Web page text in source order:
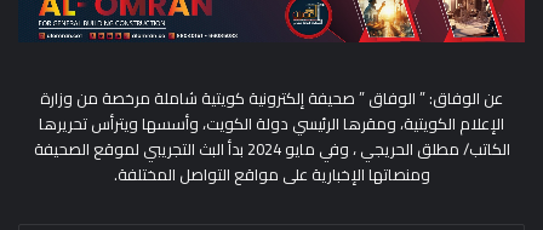
عن الوفاق: ” الوفاق ” صحيفة إلكترونية كويتية شاملة مرخصة من وزارة
الإعلام الكويتية، ومقرها الرئيسي دولة الكويت، وأسسها ويترأس تحريرها
الكاتب/ مطلق الحريجي ، وفي مايو 2024 بدأ البث التجريبي لموقع الصحيفة
ومنصاتها الإخبارية على مواقع التواصل المختلفة.